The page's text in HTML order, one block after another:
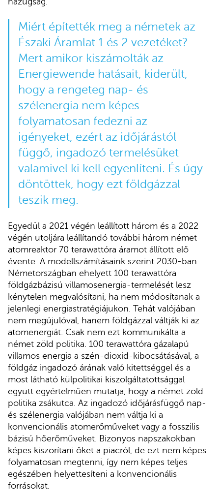
Miért építették meg a németek az
Északi Áramlat 1 és 2 vezetéket?
Mert amikor kiszámolták az
Energiewende hatásait, kiderült,
hogy a rengeteg nap- és
szélenergia nem képes
folyamatosan fedezni az
igényeket, ezért az időjárástól
függő, ingadozó termelésüket
valamivel ki kell egyenlíteni. És úgy
döntöttek, hogy ezt földgázzal
teszik meg.
Egyedül a 2021 végén leállított három és a 2022
végén utoljára leállítandó további három német
atomreaktor 70 terawattóra áramot állított elő
évente. A modellszámításaink szerint 2030-ban
Németországban ehelyett 100 terawattóra
földgázbázisú villamosenergia-termelését lesz
kénytelen megvalósítani, ha nem módosítanak a
jelenlegi energiastratégiájukon. Tehát valójában
nem megújulóval, hanem földgázzal váltják ki az
atomenergiát. Csak nem ezt kommunikálta a
német zöld politika. 100 terawattóra gázalapú
villamos energia a szén-dioxid-kibocsátásával, a
földgáz ingadozó árának való kitettséggel és a
most látható külpolitikai kiszolgáltatottsággal
együtt egyértelműen mutatja, hogy a német zöld
politika zsákutca. Az ingadozó időjárásfüggő nap-
és szélenergia valójában nem váltja ki a
konvencionális atomerőműveket vagy a fosszilis
bázisú hőerőműveket. Bizonyos napszakokban
képes kiszorítani őket a piacról, de ezt nem képes
folyamatosan megtenni, így nem képes teljes
egészében helyettesíteni a konvencionális
forrásokat.